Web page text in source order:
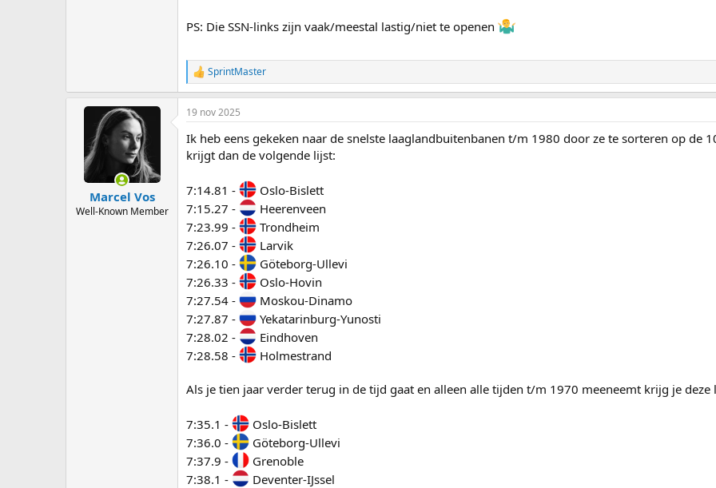
PS: Die SSN-links zijn vaak/meestal lastig/niet te openen
R
e
a
c
i
o
:
SprintMaster
Marcel Vos
Well-Known Member
19 nov 2025
Ik heb eens gekeken naar de snelste laaglandbuitenbanen t/m 1980 door ze te sorteren op de
krijgt dan de volgende lijst:
7:14.81 -
Oslo-Bislett
7:15.27 -
Heerenveen
7:23.99 -
Trondheim
7:26.07 -
Larvik
7:26.10 -
Göteborg-Ullevi
7:26.33 -
Oslo-Hovin
7:27.54 -
Moskou-Dinamo
7:27.87 -
Yekatarinburg-Yunosti
7:28.02 -
Eindhoven
7:28.58 -
Holmestrand
Als je tien jaar verder terug in de tijd gaat en alleen alle tijden t/m 1970 meeneemt krijg je deze
7:35.1 -
Oslo-Bislett
7:36.0 -
Göteborg-Ullevi
7:37.9 -
Grenoble
7:38.1 -
Deventer-IJssel